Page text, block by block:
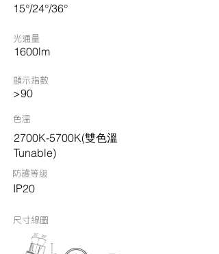
15°/24°/36°
光通量
1600lm
顯示指數
>90
色溫
2700K-5700K(雙色溫
Tunable)
​防護等級
IP20
尺寸線圖